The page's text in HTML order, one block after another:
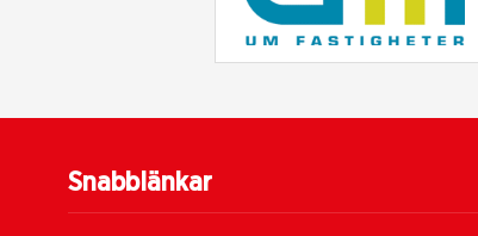
Snabblänkar